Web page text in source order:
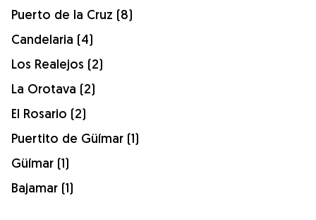
Puerto de la Cruz (8)
Candelaria (4)
Los Realejos (2)
La Orotava (2)
El Rosario (2)
Puertito de Güímar (1)
Güímar (1)
Bajamar (1)